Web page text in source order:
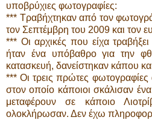
υποβρύχιες φωτογραφίες:
*** Τραβήχτηκαν από τον
τον Σεπτέμβρη του 2009 και τον
*** Οι αρχικές που είχα
ήταν ένα υπόβαθρο για την
κατασκευή, δανείστηκαν κάπου
*** Οι τρεις πρώτες
στον οποίο κάποιοι σκάλισαν
μεταφέρουν σε κάποιο
ολοκλήρωσαν. Δεν έχω